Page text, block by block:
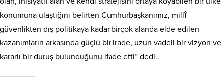
konumuna ulaştığını belirten Cumhurbaşkanımız, millî
güvenlikten dış politikaya kadar birçok alanda elde edilen
kazanımların arkasında güçlü bir irade, uzun vadeli bir vizyon ve
kararlı bir duruş bulunduğunu ifade etti” dedi..